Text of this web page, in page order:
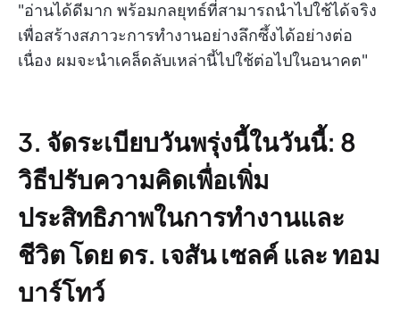
"อ่านได้ดีมาก พร้อมกลยุทธ์ที่สามารถนำไปใช้ได้จริง
เพื่อสร้างสภาวะการทำงานอย่างลึกซึ้งได้อย่างต่อ
เนื่อง ผมจะนำเคล็ดลับเหล่านี้ไปใช้ต่อไปในอนาคต"
3. จัดระเบียบวันพรุ่งนี้ในวันนี้: 8
วิธีปรับความคิดเพื่อเพิ่ม
ประสิทธิภาพในการทำงานและ
ชีวิต โดย ดร. เจสัน เซลค์ และ ทอม
บาร์โทว์